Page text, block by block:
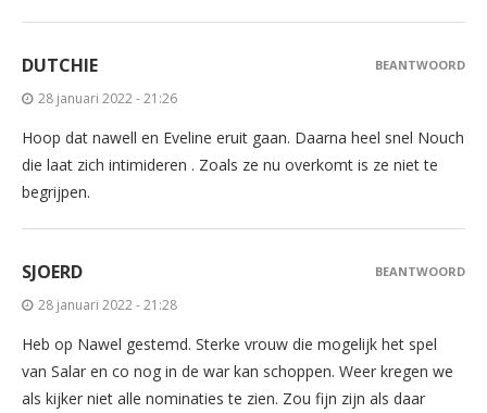
DUTCHIE
28 januari 2022 - 21:26
Hoop dat nawell en Eveline eruit gaan. Daarna heel snel Nouch
die laat zich intimideren . Zoals ze nu overkomt is ze niet te
begrijpen.
BEANTWOORD
SJOERD
28 januari 2022 - 21:28
Heb op Nawel gestemd. Sterke vrouw die mogelijk het spel
van Salar en co nog in de war kan schoppen. Weer kregen we
als kijker niet alle nominaties te zien. Zou fijn zijn als daar
BEANTWOORD